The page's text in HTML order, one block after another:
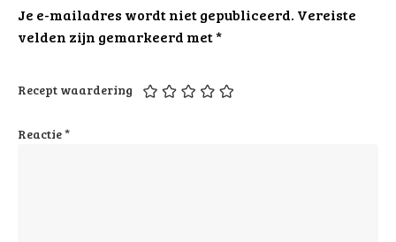
Je e-mailadres wordt niet gepubliceerd. Vereiste
velden zijn gemarkeerd met*
Recept waardering
Reactie*